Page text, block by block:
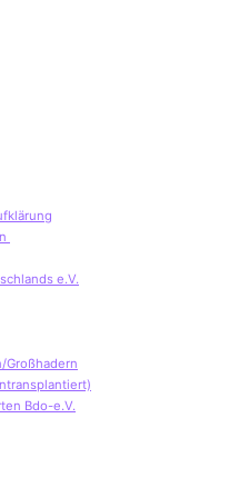
e.V.
Großhadern
Bdo-e.V.